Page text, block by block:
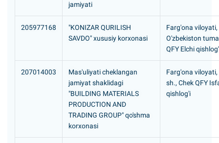
jamiyati
205977168
"KONIZAR QURILISH
SAVDO" xususiy korxonasi
Farg'ona viloyati,
O'zbekiston
QFY Elchi
207014003
Mas'uliyati cheklangan
jamiyat shaklidagi
"BUILDING MATERIALS
PRODUCTION AND
TRADING GROUP" qo'shma
korxonasi
Farg'ona
sh., Chek QFY
qishlog'i